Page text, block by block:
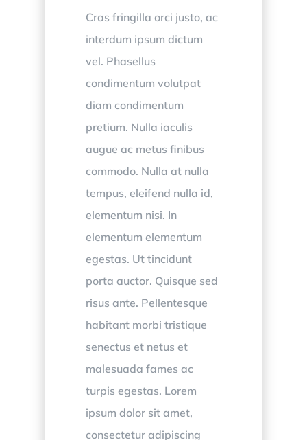
Cras fringilla orci justo, ac
interdum ipsum dictum
vel. Phasellus
condimentum volutpat
diam condimentum
pretium. Nulla iaculis
augue ac metus finibus
commodo. Nulla at nulla
tempus, eleifend nulla id,
elementum nisi. In
elementum elementum
egestas. Ut tincidunt
porta auctor. Quisque sed
risus ante. Pellentesque
habitant morbi tristique
senectus et netus et
malesuada fames ac
turpis egestas. Lorem
ipsum dolor sit amet,
consectetur adipiscing